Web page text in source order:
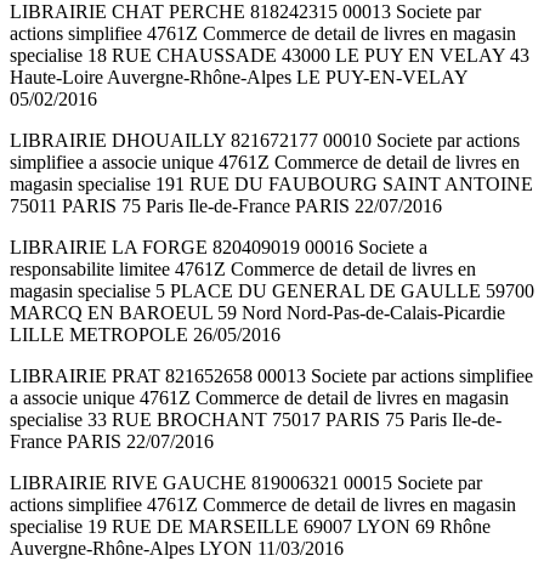
LIBRAIRIE CHAT PERCHE 818242315 00013 Societe par
actions simplifiee 4761Z Commerce de detail de livres en magasin
specialise 18 RUE CHAUSSADE 43000 LE PUY EN VELAY 43
Haute-Loire Auvergne-Rhône-Alpes LE PUY-EN-VELAY
05/02/2016
LIBRAIRIE DHOUAILLY 821672177 00010 Societe par actions
simplifiee a associe unique 4761Z Commerce de detail de livres en
magasin specialise 191 RUE DU FAUBOURG SAINT ANTOINE
75011 PARIS 75 Paris Ile-de-France PARIS 22/07/2016
LIBRAIRIE LA FORGE 820409019 00016 Societe a
responsabilite limitee 4761Z Commerce de detail de livres en
magasin specialise 5 PLACE DU GENERAL DE GAULLE 59700
MARCQ EN BAROEUL 59 Nord Nord-Pas-de-Calais-Picardie
LILLE METROPOLE 26/05/2016
LIBRAIRIE PRAT 821652658 00013 Societe par actions simplifiee
a associe unique 4761Z Commerce de detail de livres en magasin
specialise 33 RUE BROCHANT 75017 PARIS 75 Paris Ile-de-
France PARIS 22/07/2016
LIBRAIRIE RIVE GAUCHE 819006321 00015 Societe par
actions simplifiee 4761Z Commerce de detail de livres en magasin
specialise 19 RUE DE MARSEILLE 69007 LYON 69 Rhône
Auvergne-Rhône-Alpes LYON 11/03/2016